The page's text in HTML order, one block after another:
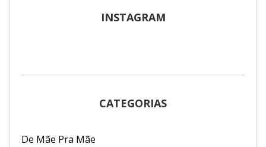
INSTAGRAM
CATEGORIAS
De Mãe Pra Mãe